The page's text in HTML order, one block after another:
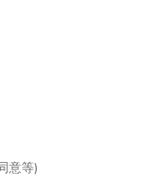
意等)